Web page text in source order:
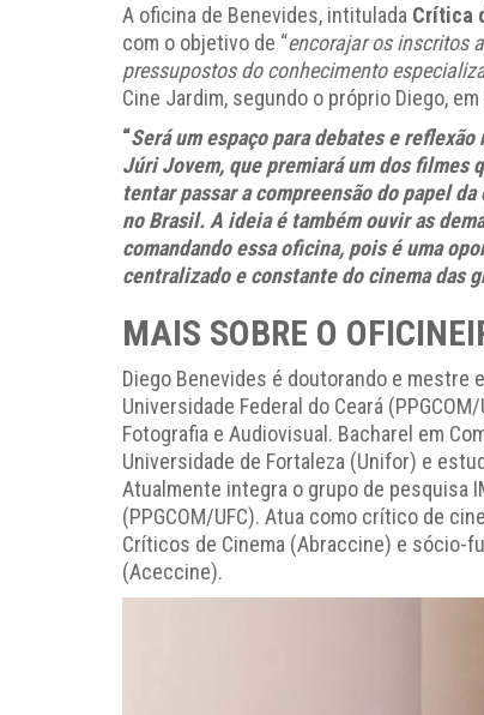
A oficina de Benevides, intitulada Crítica
com o objetivo de “encorajar os inscritos
pressupostos do conhecimento
Cine Jardim, segundo o próprio Diego,
“Será um espaço para debates e
Júri Jovem, que premiará um dos filmes
tentar passar a compreensão do papel
no Brasil. A ideia é também ouvir as
comandando essa oficina, pois é uma
centralizado e constante do cinema das
MAIS SOBRE O
Diego Benevides é doutorando e mestre
Universidade Federal do Ceará
Fotografia e Audiovisual. Bacharel em
Universidade de Fortaleza (Unifor) e
Atualmente integra o grupo de pesquisa
(PPGCOM/UFC). Atua como crítico de
Críticos de Cinema (Abraccine) e sócio-
(Aceccine).